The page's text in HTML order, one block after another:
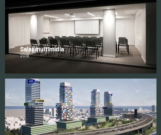
Salas multimídia
2018